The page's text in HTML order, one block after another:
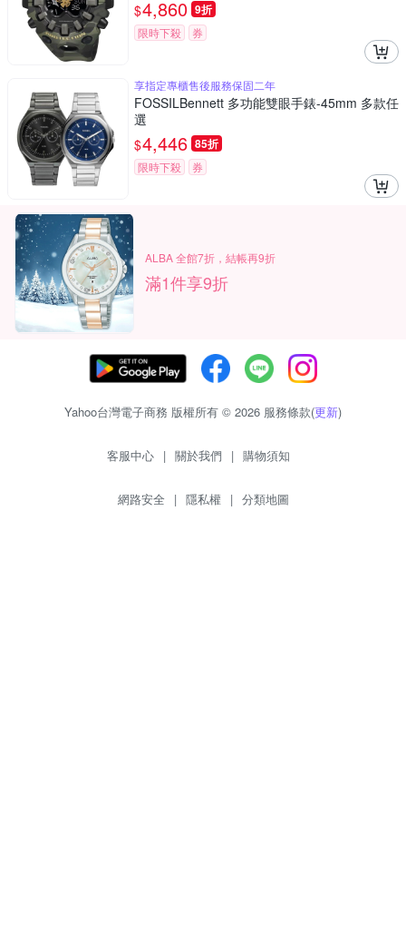
$4,860 9折
限時下殺 券
享指定專櫃售後服務保固二年
FOSSILBennett 多功能雙眼手錶-45mm 多款任
選
$4,446 85折
限時下殺 券
ALBA 全館7折，結帳再9折
滿1件享9折
Yahoo台灣電子商務 版權所有 © 2026 服務條款(更新)
客服中心 | 關於我們 | 購物須知
網路安全 | 隱私權 | 分類地圖